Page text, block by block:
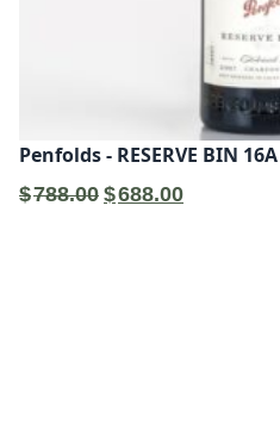
Penfolds - RESERVE BIN
$788.00 原
$688.00目